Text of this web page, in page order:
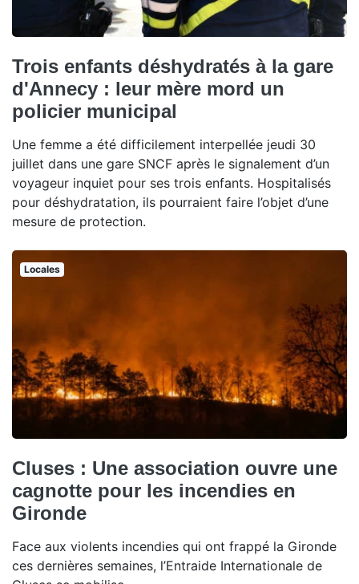
Trois enfants déshydratés à la gare
d'Annecy : leur mère mord un
policier municipal
Une femme a été difficilement interpellée jeudi 30
juillet dans une gare SNCF après le signalement d’un
voyageur inquiet pour ses trois enfants. Hospitalisés
pour déshydratation, ils pourraient faire l’objet d’une
mesure de protection.
Locales
Cluses : Une association ouvre une
cagnotte pour les incendies en
Gironde
Face aux violents incendies qui ont frappé la Gironde
ces dernières semaines, l’Entraide Internationale de